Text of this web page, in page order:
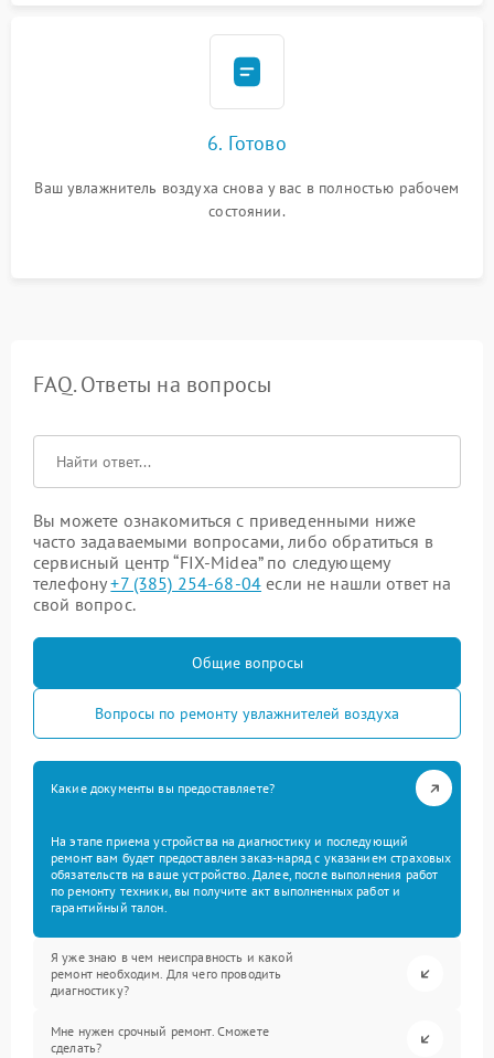
6. Готово
Ваш увлажнитель воздуха снова у вас в полностью рабочем
состоянии.
FAQ. Ответы на вопросы
Вы можете ознакомиться с приведенными ниже
часто задаваемыми вопросами, либо обратиться в
сервисный центр “FIX-Midea” по следующему
телефону+7 (385) 254-68-04 если не нашли ответ на
свой вопрос.
Общие вопросы
Вопросы по ремонту увлажнителей воздуха
Какие документы вы предоставляете?
На этапе приема устройства на диагностику и последующий
ремонт вам будет предоставлен заказ-наряд с указанием страховых
обязательств на ваше устройство. Далее, после выполнения работ
по ремонту техники, вы получите акт выполненных работ и
гарантийный талон.
Я уже знаю в чем неисправность и какой
ремонт необходим. Для чего проводить
диагностику?
Мне нужен срочный ремонт. Сможете
сделать?